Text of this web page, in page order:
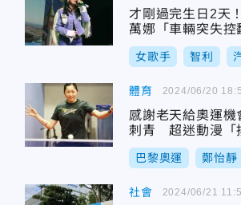
才剛過完生日2天
萬娜「車輛突失控
女歌手 智利
體育
感謝老天給奧運
刺青 超迷動漫「
巴黎奧運 鄭怡靜
2024/06/20
社會 2024/06/21